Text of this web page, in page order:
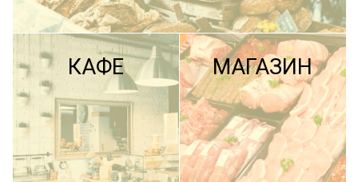
КАФЕ МАГАЗИН